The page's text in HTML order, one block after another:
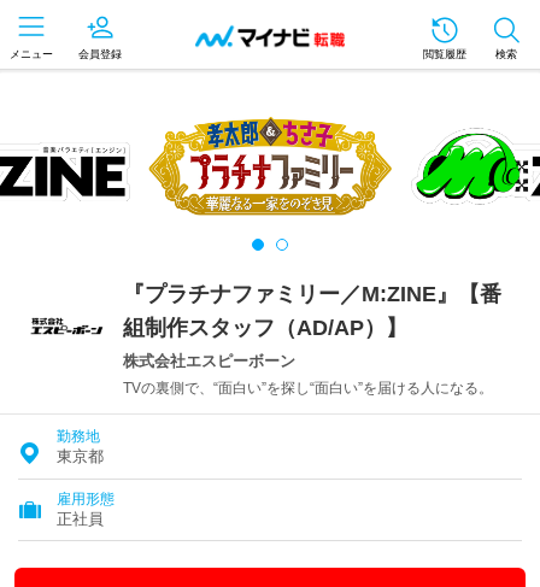
メニュー 会員登録 閲覧履歴 検索
『プラチナファミリー／M:ZINE』【番
組制作スタッフ（AD/AP）】
株式会社エスピーボーン
TVの裏側で、“面白い”を探し“面白い”を届ける人になる。
勤務地
東京都
雇用形態
正社員